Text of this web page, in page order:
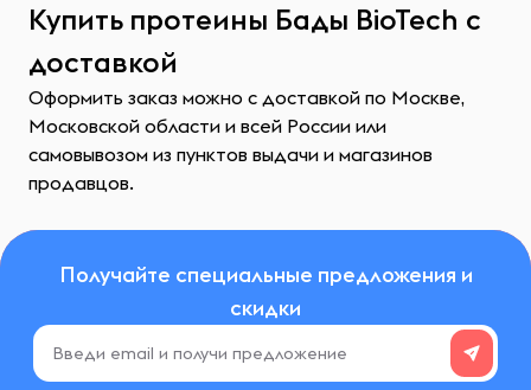
Купить протеины Бады BioTech с
доставкой
Оформить заказ можно с доставкой по Москве,
Московской области и всей России или
самовывозом из пунктов выдачи и магазинов
продавцов.
Получайте специальные предложения и
скидки